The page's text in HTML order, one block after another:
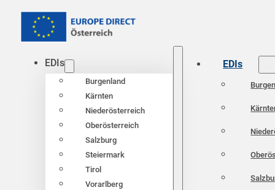
EDIs
Burgenland
Kärnten
Niederösterreich
Oberösterreich
Salzburg
Steiermark
Tirol
Vorarlberg
EDIs